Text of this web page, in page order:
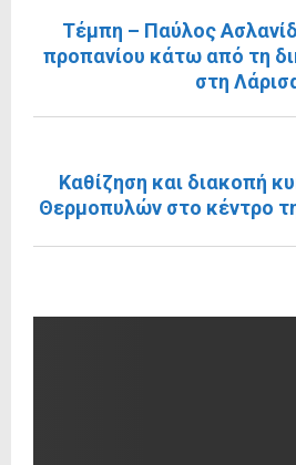
Τέμπη – Παύλος
προπανίου κάτω από τη
στη
Καθίζηση και διακοπή
Θερμοπυλών στο κέντρο